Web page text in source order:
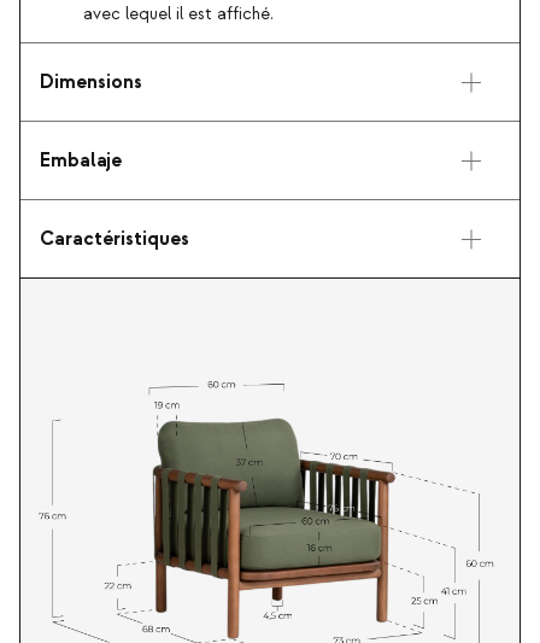
avec lequel il est affiché.
Dimensions
Embalaje
Caractéristiques